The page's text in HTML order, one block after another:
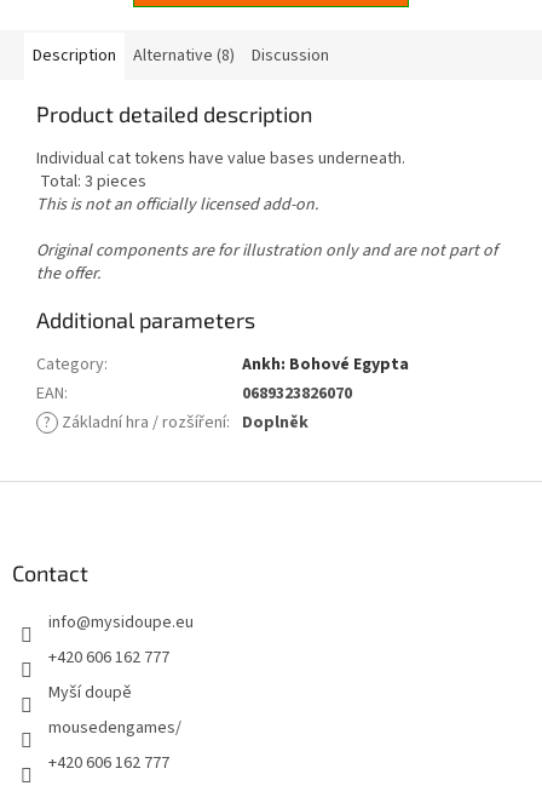
Description Alternative (8) Discussion
Product detailed description
Individual cat tokens have value bases underneath.
Total: 3 pieces
This is not an officially licensed add-on.
Original components are for illustration only and are not part of
the offer.
Additional parameters
Category:
Ankh: Bohové Egypta
EAN:
0689323826070
? Základní hra / rozšíření: Doplněk
Contact
info@mysidoupe.eu
+420 606 162 777
Myší doupě
mousedengames/
+420 606 162 777